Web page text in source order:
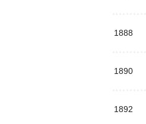
1888
1890
1892